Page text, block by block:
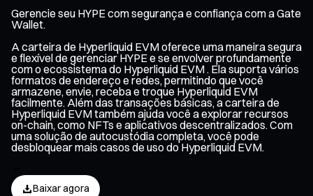
Gerencie seu HYPE com segurança e confiança com a Gate
Wallet.
A carteira de Hyperliquid EVM oferece uma maneira segura
e flexível de gerenciar HYPE e se envolver profundamente
com o ecossistema do Hyperliquid EVM . Ela suporta vários
formatos de endereço e redes, permitindo que você
armazene, envie, receba e troque Hyperliquid EVM
facilmente. Além das transações básicas, a carteira de
Hyperliquid EVM também ajuda você a explorar recursos
on-chain, como NFTs e aplicativos descentralizados. Com
uma solução de autocustódia completa, você pode
desbloquear mais casos de uso do Hyperliquid EVM.
Baixar agora